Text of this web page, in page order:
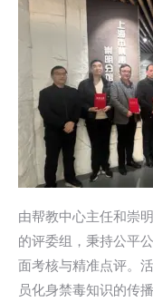
由帮教中心主任和崇
的评委组，秉持公平
面考核与精准点评。
员化身禁毒知识的传